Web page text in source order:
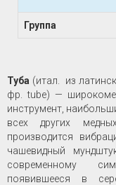
Группа
Туба (итал. из
фр. tube) —
инструмент,
всех других
производится
чашевидный
современному
появившееся в